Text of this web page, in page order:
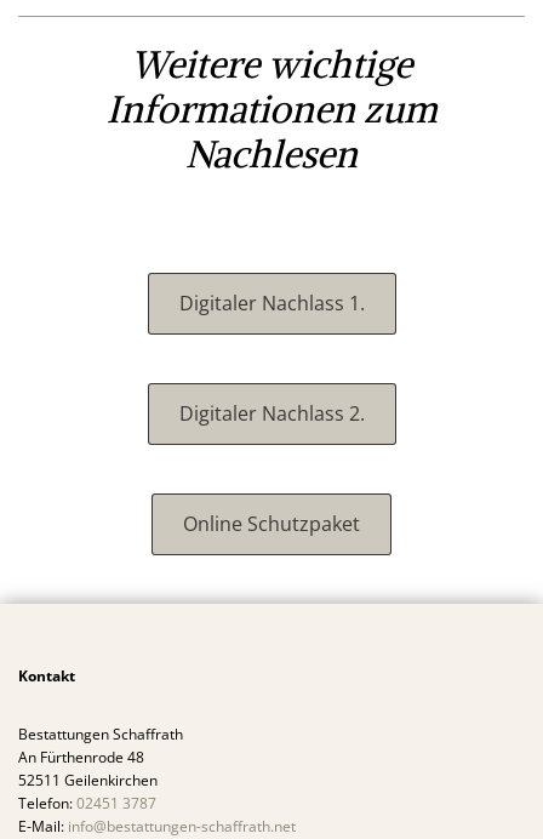
Weitere wichtige
Informationen zum
Nachlesen
Digitaler Nachlass 1.
Digitaler Nachlass 2.
Online Schutzpaket
Kontakt
Bestattungen Schaffrath
An Fürthenrode 48
52511 Geilenkirchen
Telefon:02451 3787
E-Mail: info@bestattungen-schaffrath.net